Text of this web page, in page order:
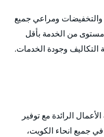
والتخفيضات ومراعي جميع
من الخدمة بأقل
التكاليف وجودة الخدمات.
الرائدة مع توفير
جميع انحاء الكويت،